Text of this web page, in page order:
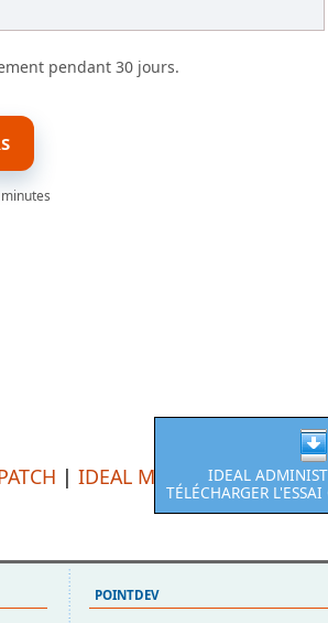
pendant 30 jours.
|IDEAL MIGRATION
IDEAL
TÉLÉCHARGER
POINTDEV